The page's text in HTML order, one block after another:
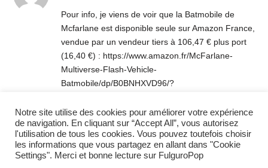
Pour info, je viens de voir que la Batmobile de
Mcfarlane est disponible seule sur Amazon France,
vendue par un vendeur tiers à 106,47 € plus port
(16,40 €) : https://www.amazon.fr/McFarlane-
Multiverse-Flash-Vehicle-
Batmobile/dp/B0BNHXVD96/?
ontent-id=amzn1.sym.faf83f45-92f6-450f-9f81-
42be38dd1b28&pf_rd_p=faf83f45-92f6-450f-9f81-
42be38dd1b28&pf_rd_r=73SSJHV0FC7GM5AWW
F84&pd_rd_wg=E7WFu&pd_rd_r=a50e3e12-
Notre site utilise des cookies pour améliorer votre expérience
de navigation. En cliquant sur “Accept All”, vous autorisez
l'utilisation de tous les cookies. Vous pouvez toutefois choisir
les informations que vous partagez en allant dans "Cookie
Settings". Merci et bonne lecture sur FulguroPop